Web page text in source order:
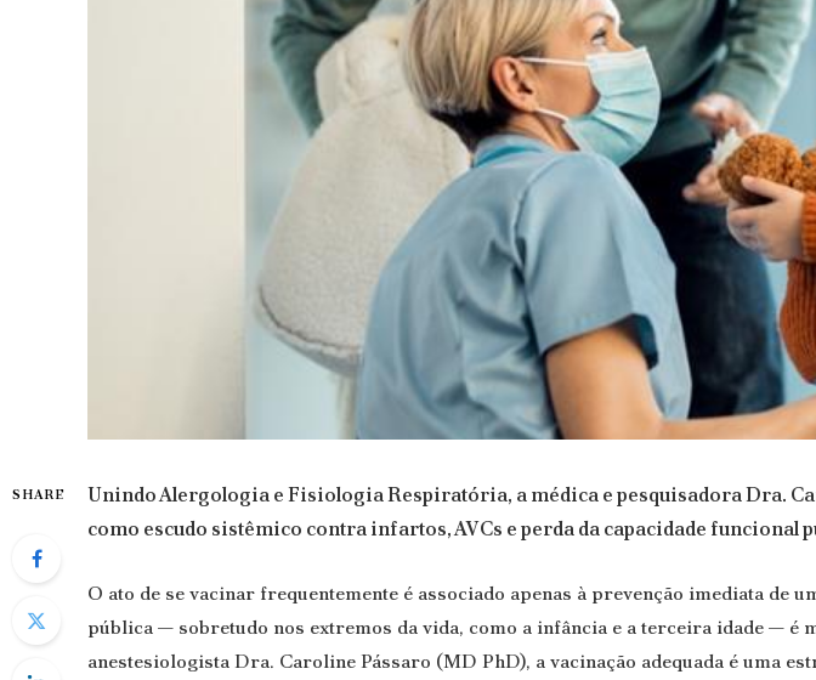
SHARE
Unindo Alergologia e Fisiologia Respiratória, a médica e pesquisadora Dra.
como escudo sistêmico contra infartos, AVCs e perda da capacidade funcional
O ato de se vacinar frequentemente é associado apenas à prevenção imediata de
pública — sobretudo nos extremos da vida, como a infância e a terceira idade —
anestesiologista Dra. Caroline Pássaro (MD PhD), a vacinação adequada é uma